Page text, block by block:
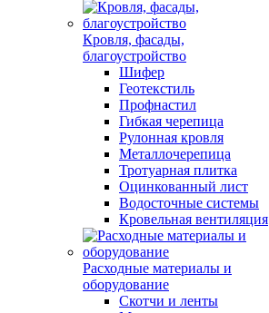
Кровля, фасады,
благоустройство
Шифер
Геотекстиль
Профнастил
Гибкая черепица
Рулонная кровля
Металлочерепица
Тротуарная плитка
Оцинкованный лист
Водосточные системы
Кровельная вентиляция
Расходные материалы и
оборудование
Скотчи и ленты